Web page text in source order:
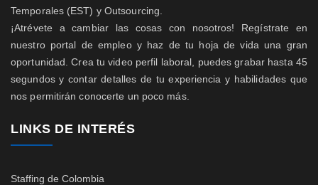
Temporales (EST) y Outsourcing.
¡Atrévete a cambiar las cosas con nosotros! Regístrate en
nuestro portal de empleo y haz de tu hoja de vida una gran
oportunidad. Crea tu video perfil laboral, puedes grabar hasta 45
segundos y contar detalles de tu experiencia y habilidades que
nos permitirán conocerte un poco más.
LINKS DE INTERÉS
Staffing de Colombia